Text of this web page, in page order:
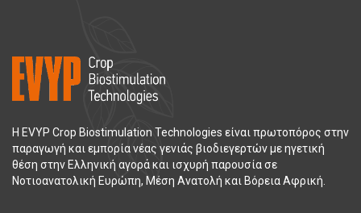
Η EVYP Crop Biostimulation Technologies είναι πρωτοπόρος στην
παραγωγή και εμπορία νέας γενιάς βιοδιεγερτών με ηγετική
θέση στην Ελληνική αγορά και ισχυρή παρουσία σε
Νοτιοανατολική Ευρώπη, Μέση Ανατολή και Βόρεια Αφρική.